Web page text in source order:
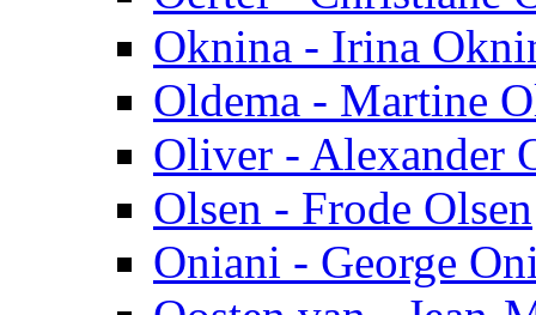
Oknina - Irina
Oldema - Martine
Oliver - Alexander
Olsen - Frode Olsen
Oniani - George